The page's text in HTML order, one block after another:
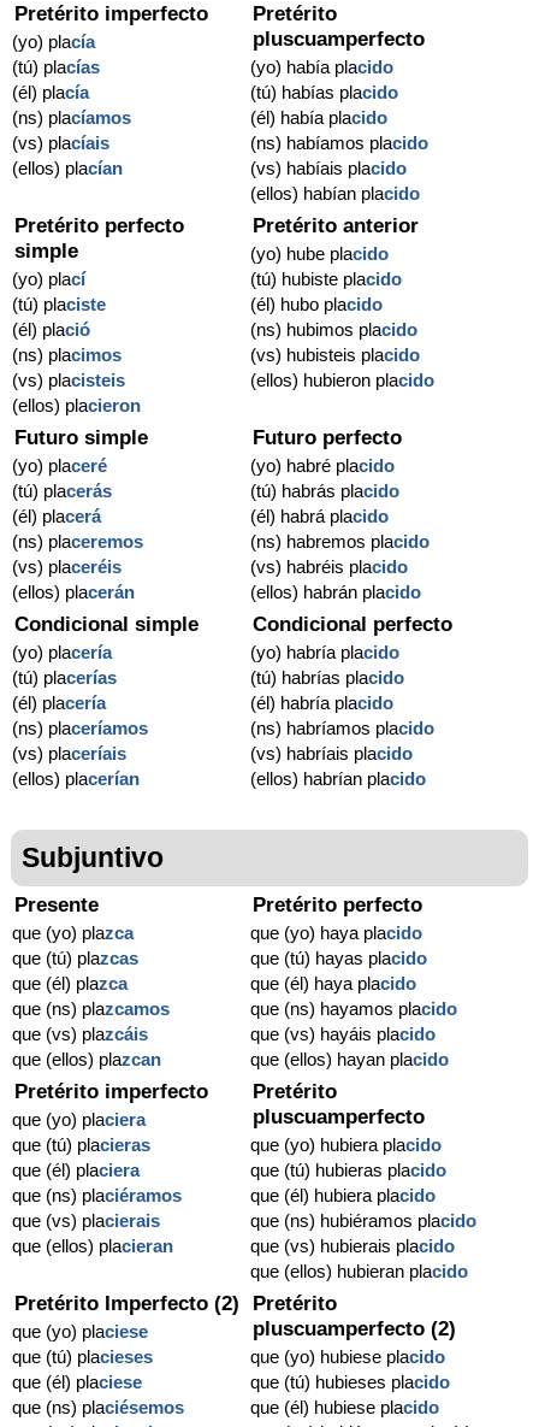
Pretérito imperfecto
(yo) placía
(tú) placías
(él) placía
(ns) placíamos
(vs) placíais
(ellos) placían
Pretérito
pluscuamperfecto
(yo) había placido
(tú) habías placido
(él) había placido
(ns) habíamos placido
(vs) habíais placido
(ellos) habían placido
Pretérito perfecto
simple
(yo) plací
(tú) placiste
(él) plació
(ns) placimos
(vs) placisteis
(ellos) placieron
Pretérito anterior
(yo) hube placido
(tú) hubiste placido
(él) hubo placido
(ns) hubimos placido
(vs) hubisteis placido
(ellos) hubieron placido
Futuro simple
(yo) placeré
(tú) placerás
(él) placerá
(ns) placeremos
(vs) placeréis
(ellos) placerán
Futuro perfecto
(yo) habré placido
(tú) habrás placido
(él) habrá placido
(ns) habremos placido
(vs) habréis placido
(ellos) habrán placido
Condicional simple
(yo) placería
(tú) placerías
(él) placería
(ns) placeríamos
(vs) placeríais
(ellos) placerían
Condicional perfecto
(yo) habría placido
(tú) habrías placido
(él) habría placido
(ns) habríamos placido
(vs) habríais placido
(ellos) habrían placido
Subjuntivo
Presente
que (yo) plazca
que (tú) plazcas
que (él) plazca
que (ns) plazcamos
que (vs) plazcáis
que (ellos) plazcan
Pretérito perfecto
que (yo) haya placido
que (tú) hayas placido
que (él) haya placido
que (ns) hayamos placido
que (vs) hayáis placido
que (ellos) hayan placido
Pretérito imperfecto
que (yo) placiera
que (tú) placieras
que (él) placiera
que (ns) placiéramos
que (vs) placierais
que (ellos) placieran
Pretérito
pluscuamperfecto
que (yo) hubiera placido
que (tú) hubieras placido
que (él) hubiera placido
que (ns) hubiéramos placido
que (vs) hubierais placido
que (ellos) hubieran placido
Pretérito Imperfecto (2)
que (yo) placiese
que (tú) placieses
que (él) placiese
que (ns) placiésemos
Pretérito
pluscuamperfecto (2)
que (yo) hubiese placido
que (tú) hubieses placido
que (él) hubiese placido